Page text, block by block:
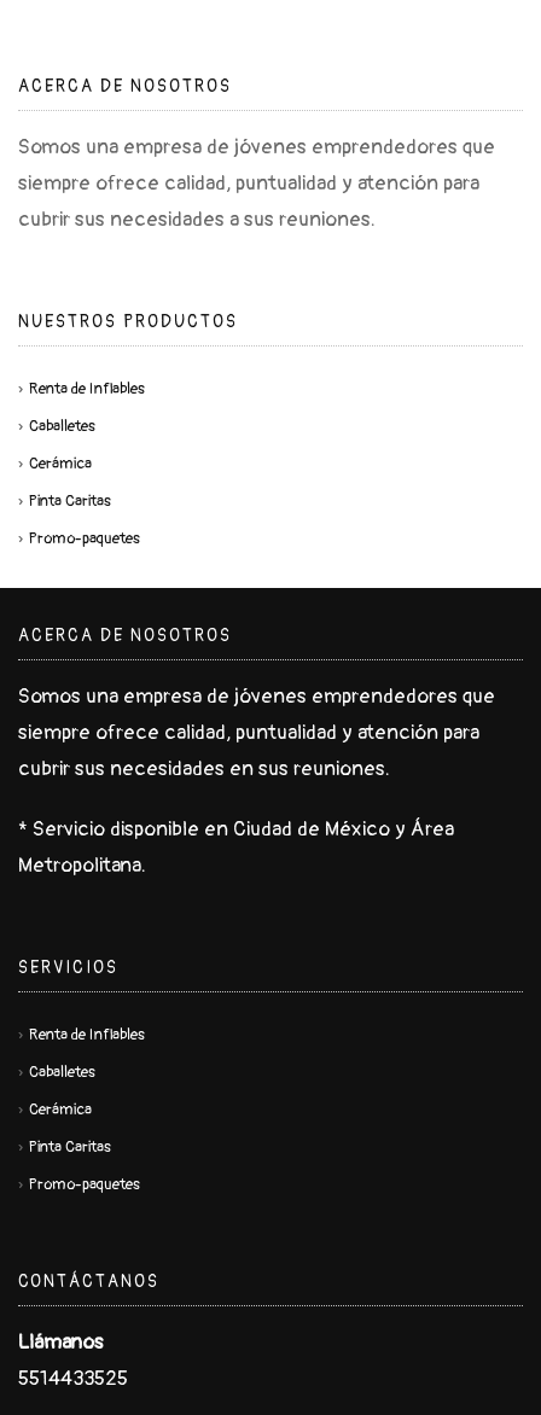
ACERCA DE NOSOTROS
Somos una empresa de jóvenes emprendedores que
siempre ofrece calidad, puntualidad y atención para
cubrir sus necesidades a sus reuniones.
NUESTROS PRODUCTOS
Renta de Inflables
Caballetes
Cerámica
Pinta Caritas
Promo-paquetes
ACERCA DE NOSOTROS
Somos una empresa de jóvenes emprendedores que
siempre ofrece calidad, puntualidad y atención para
cubrir sus necesidades en sus reuniones.
* Servicio disponible en Ciudad de México y Área
Metropolitana.
SERVICIOS
Renta de Inflables
Caballetes
Cerámica
Pinta Caritas
Promo-paquetes
CONTÁCTANOS
Llámanos
5514433525